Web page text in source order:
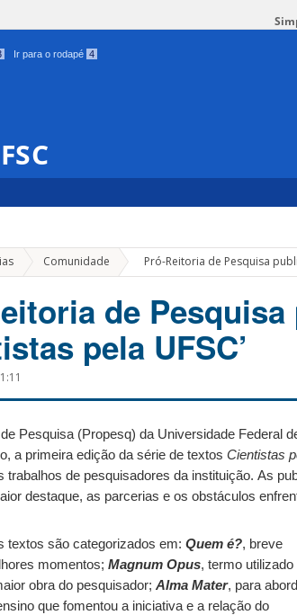
Ir para o rodapé 4
Comunidade » Pró-Reitoria de Pesquisa
de
pela UFSC’
Pesquisa (Propesq) da Universidade Federal
a primeira edição da série de textos Cientistas
trabalhos de pesquisadores da instituição. As
destaque, as parcerias e os obstáculos
textos são categorizados em: Quem é?, breve
momentos; Magnum Opus, termo utilizado
obra do pesquisador; Alma Mater, para
que fomentou a iniciativa e a relação do